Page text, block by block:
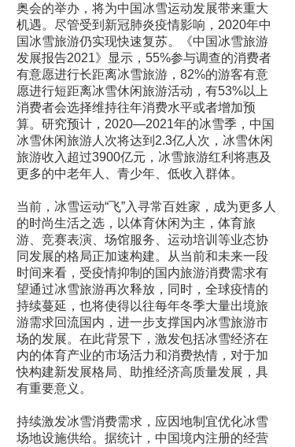
奥会的举办，将为中国冰雪运动发展带来重大
机遇。尽管受到新冠肺炎疫情影响，2020年中
国冰雪旅游仍实现快速复苏。《中国冰雪旅游
发展报告2021》显示，55%参与调查的消费者
有意愿进行长距离冰雪旅游，82%的游客有意
愿进行短距离冰雪休闲旅游活动，有53%以上
消费者会选择维持往年消费水平或者增加预
算。研究预计，2020—2021年的冰雪季，中国
冰雪休闲旅游人次将达到2.3亿人次，冰雪休闲
旅游收入超过3900亿元，冰雪旅游红利将惠及
更多的中老年人、青少年、低收入群体。
当前，冰雪运动“飞”入寻常百姓家，成为更多人
的时尚生活之选，以体育休闲为主，体育旅
游、竞赛表演、场馆服务、运动培训等业态协
同发展的格局正加速构建。从当前和未来一段
时间来看，受疫情抑制的国内旅游消费需求有
望通过冰雪旅游再次释放，同时，全球疫情的
持续蔓延，也将使得以往每年冬季大量出境旅
游需求回流国内，进一步支撑国内冰雪旅游市
场的发展。在此背景下，激发包括冰雪经济在
内的体育产业的市场活力和消费热情，对于加
快构建新发展格局、助推经济高质量发展，具
有重要意义。
持续激发冰雪消费需求，应因地制宜优化冰雪
场地设施供给。据统计，中国境内注册的经营